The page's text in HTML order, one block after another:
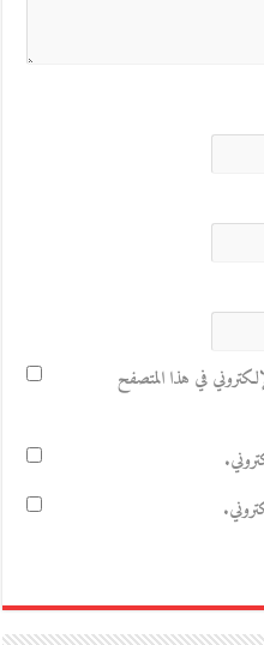
في هذا المتصفح